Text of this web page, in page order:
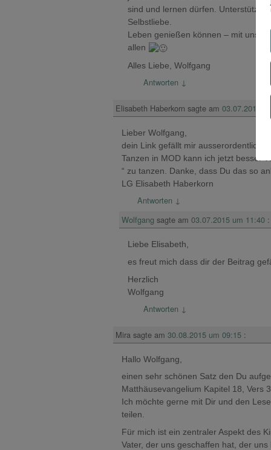
sind und lernen dürfen.
Selbstliebe.
Leben genießen können – mit
allen
Alles Liebe, Wolfgang
Antworten ↓
Elisabeth Haberkorn sagte am 03.07.2015
Lieber Wolfgang,
dein Link gefällt mir ausserordentlich
Tanzen in MOD kann ich jetzt besser
“ zu tanzen. Danke, dass Du das so
LG Elisabeth Haberkorn
Antworten ↓
Wolfgang sagte am 03.07.2015 um 11:40 :
Liebe Elisabeth,
es freut mich dass dir der Beitrag
Herzlich
Wolfgang
Antworten ↓
Mira sagte am 30.08.2015 um 09:15 :
Hallo Wolfgang,
einen sehr schönen Satz den Du
Matthäusevangelium Kapitel 18, Vers
Ich möchte gerne mit Dir und den
teilen.
Für mich ist ein zentraler Aspekt des
Vater, der uns geschaffen hat, der